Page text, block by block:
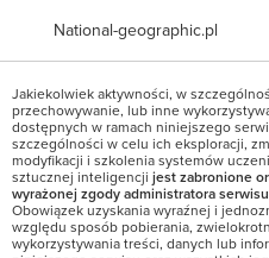
National-geographic.pl
Jakiekolwiek aktywności, w
przechowywanie, lub inne
dostępnych w ramach niniejszego
szczególności w celu ich eksploracji,
modyfikacji i szkolenia systemów
sztucznej inteligencji jest zabronione
wyrażonej zgody administratora
Obowiązek uzyskania wyraźnej i
względu sposób pobierania,
wykorzystywania treści, danych lub